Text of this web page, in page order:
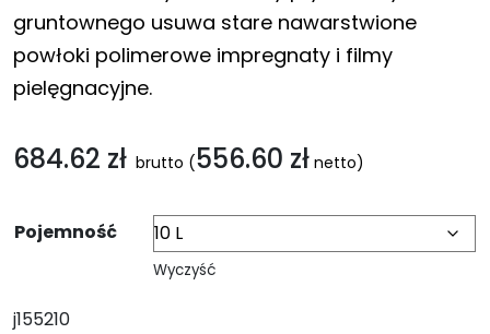
gruntownego usuwa stare nawarstwione
powłoki polimerowe impregnaty i filmy
pielęgnacyjne.
684.62 zł brutto (556.60 zł netto)
Pojemność
Wyczyść
j155210